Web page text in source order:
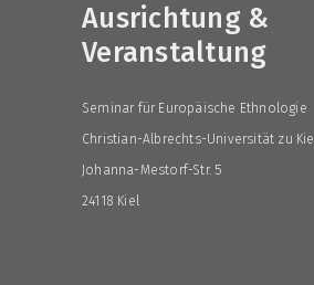
Ausrichtung &
Veranstaltung
Seminar für Europäische Ethnologie
Christian-Albrechts-Universität zu Kiel
Johanna-Mestorf-Str. 5
24118 Kiel